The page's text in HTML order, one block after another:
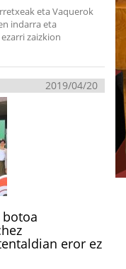
eta Vaquerok
indarra eta
zaizkion
2019/04/20
botoa
eror ez